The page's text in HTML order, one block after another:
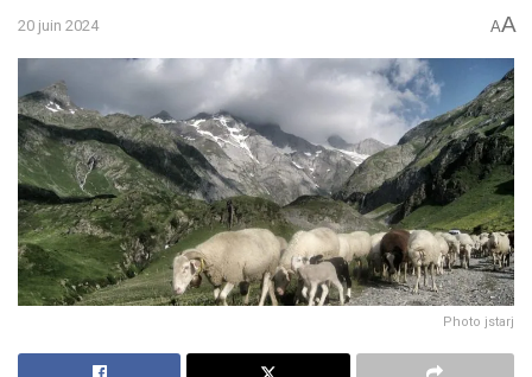
20 juin 2024 AA
Photo jstarj